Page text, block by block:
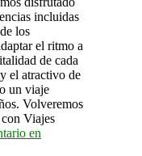
incluidas
los
el ritmo a
de cada
el atractivo de
un viaje
Volveremos
Viajes
en